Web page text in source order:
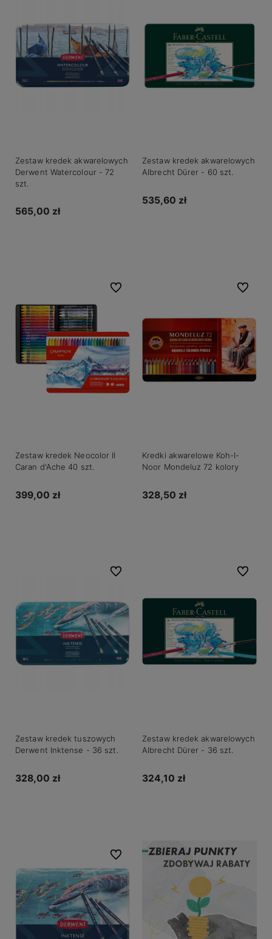
Zestaw kredek akwarelowych
Derwent Watercolour - 72
szt.
565,00 zł
Zestaw kredek akwarelowych
Albrecht Dürer - 60 szt.
535,60 zł
Zestaw kredek Neocolor II
Caran d'Ache 40 szt.
399,00 zł
Do ulubionych
Kredki akwarelowe Koh-I-
Noor Mondeluz 72 kolory
328,50 zł
Do
Zestaw kredek tuszowych
Derwent Inktense - 36 szt.
328,00 zł
Do ulubionych
Zestaw kredek akwarelowych
Albrecht Dürer - 36 szt.
324,10 zł
Do
Do ulubionych